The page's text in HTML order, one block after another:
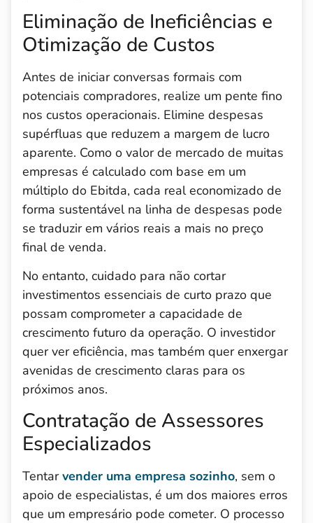
Eliminação de Ineficiências e
Otimização de Custos
Antes de iniciar conversas formais com
potenciais compradores, realize um pente fino
nos custos operacionais. Elimine despesas
supérfluas que reduzem a margem de lucro
aparente. Como o valor de mercado de muitas
empresas é calculado com base em um
múltiplo do Ebitda, cada real economizado de
forma sustentável na linha de despesas pode
se traduzir em vários reais a mais no preço
final de venda.
No entanto, cuidado para não cortar
investimentos essenciais de curto prazo que
possam comprometer a capacidade de
crescimento futuro da operação. O investidor
quer ver eficiência, mas também quer enxergar
avenidas de crescimento claras para os
próximos anos.
Contratação de Assessores
Especializados
Tentarvender uma empresa sozinho, sem o
apoio de especialistas, é um dos maiores erros
que um empresário pode cometer. O processo